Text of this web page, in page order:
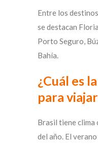
Entre los
se destacan
Porto Seguro,
Bahía.
¿Cuál es
para
Brasil tiene
del año. El